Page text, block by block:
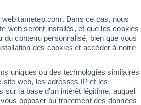
tameteo.com. Dans ce cas, nous
web seront installés, et que les cookies
contenu personnalisé, bien que vous
des cookies et accéder à notre
uniques ou des technologies similaires
site web, les adresses IP et les
sur la base d'un intérêt légitime, auquel
opposer au traitement des données